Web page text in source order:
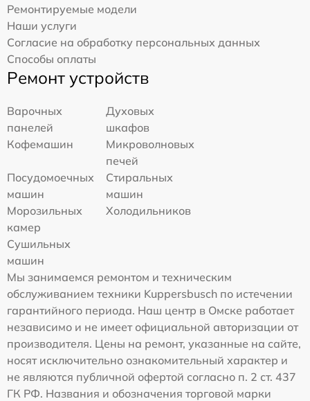
Ремонтируемые модели
Наши услуги
Согласие на обработку персональных данных
Способы оплаты
Ремонт устройств
Варочных
панелей
Духовых
шкафов
Кофемашин
Микроволновых
печей
Посудомоечных
машин
Стиральных
машин
Морозильных
камер
Холодильников
Сушильных
машин
Мы занимаемся ремонтом и техническим
обслуживанием техники Kuppersbusch по истечении
гарантийного периода. Наш центр в Омске работает
независимо и не имеет официальной авторизации от
производителя. Цены на ремонт, указанные на сайте,
носят исключительно ознакомительный характер и
не являются публичной офертой согласно п. 2 ст. 437
ГК РФ. Названия и обозначения торговой марки